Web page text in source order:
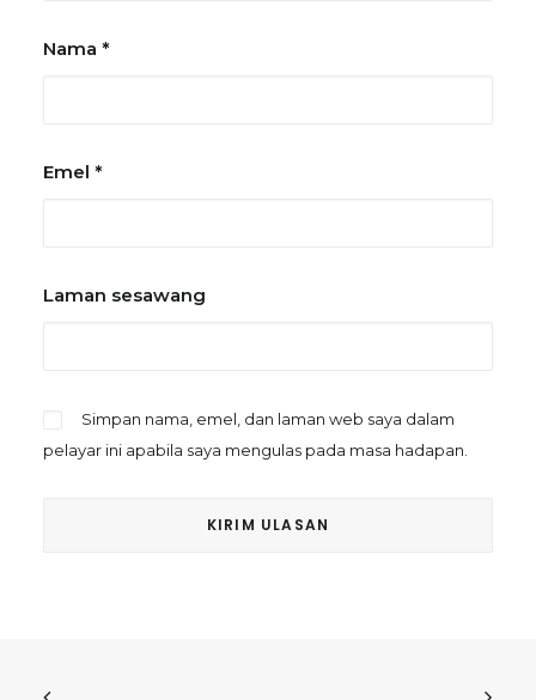
Nama *
Emel *
Laman sesawang
Simpan nama, emel, dan laman web saya dalam
pelayar ini apabila saya mengulas pada masa hadapan.